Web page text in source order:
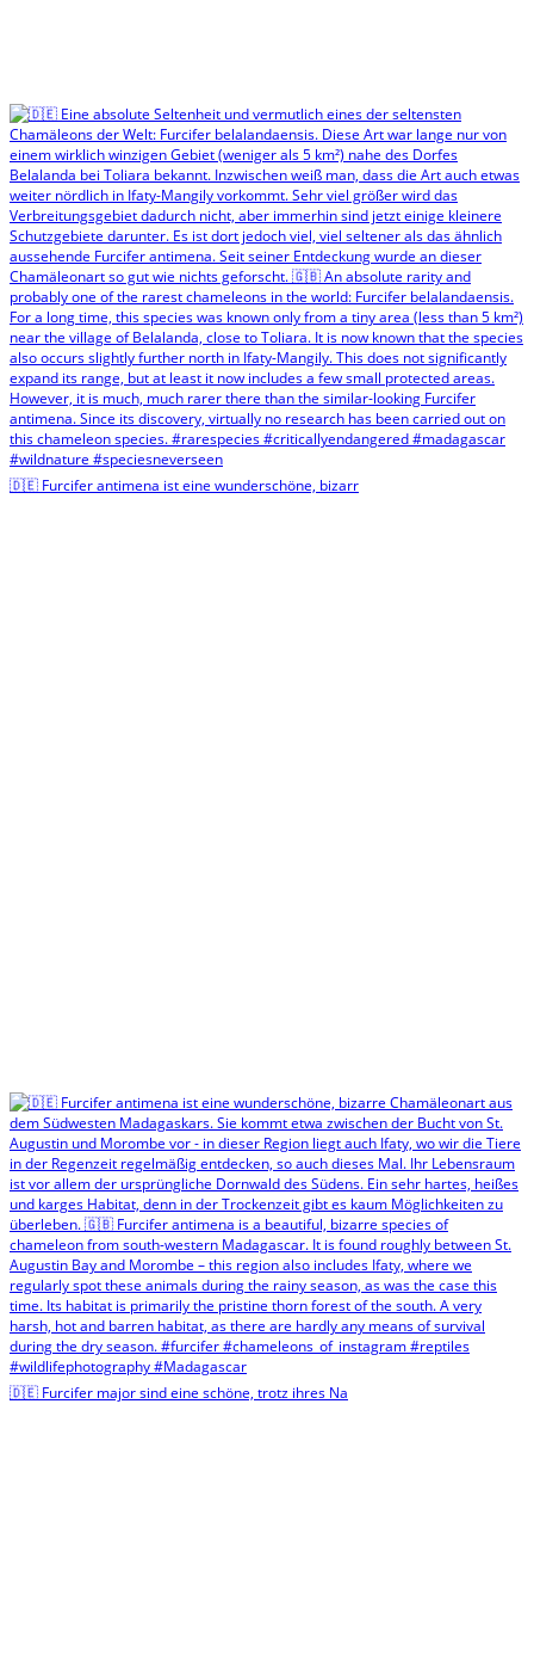
🇩🇪 Furcifer antimena ist eine wunderschöne, bizarr
🇩🇪 Furcifer major sind eine schöne, trotz ihres Na